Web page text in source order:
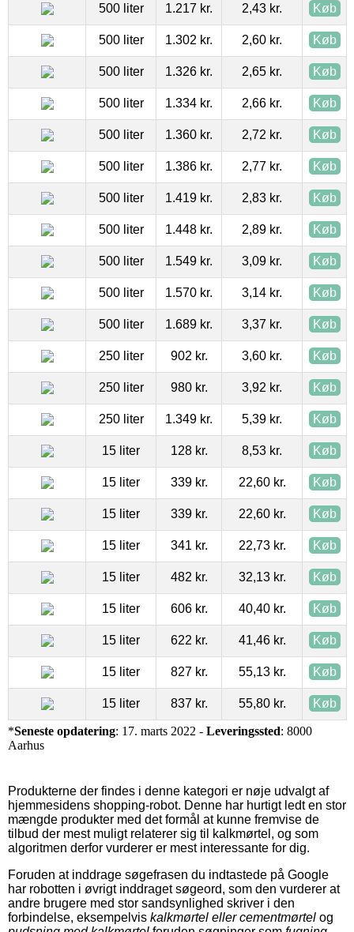
500 liter 1.217 kr. 2,43 kr. Køb
500 liter 1.302 kr. 2,60 kr. Køb
500 liter 1.326 kr. 2,65 kr. Køb
500 liter 1.334 kr. 2,66 kr. Køb
500 liter 1.360 kr. 2,72 kr. Køb
500 liter 1.386 kr. 2,77 kr. Køb
500 liter 1.419 kr. 2,83 kr. Køb
500 liter 1.448 kr. 2,89 kr. Køb
500 liter 1.549 kr. 3,09 kr. Køb
500 liter 1.570 kr. 3,14 kr. Køb
500 liter 1.689 kr. 3,37 kr. Køb
250 liter 902 kr. 3,60 kr. Køb
250 liter 980 kr. 3,92 kr. Køb
250 liter 1.349 kr. 5,39 kr. Køb
15 liter 128 kr. 8,53 kr. Køb
15 liter 339 kr. 22,60 kr. Køb
15 liter 339 kr. 22,60 kr. Køb
15 liter 341 kr. 22,73 kr. Køb
15 liter 482 kr. 32,13 kr. Køb
15 liter 606 kr. 40,40 kr. Køb
15 liter 622 kr. 41,46 kr. Køb
15 liter 827 kr. 55,13 kr. Køb
15 liter 837 kr. 55,80 kr. Køb
*Seneste opdatering: 17. marts 2022 - Leveringssted: 8000
Aarhus
Produkterne der findes i denne kategori er nøje udvalgt af
hjemmesidens shopping-robot. Denne har hurtigt ledt en stor
mængde produkter med det formål at kunne fremvise de
tilbud der mest muligt relaterer sig til kalkmørtel, og som
algoritmen derfor vurderer er mest interessante for dig.
Foruden at inddrage søgefrasen du indtastede på Google
har robotten i øvrigt inddraget søgeord, som den vurderer at
andre brugere med stor sandsynlighed skriver i den
forbindelse, eksempelvis kalkmørtel eller cementmørtel og